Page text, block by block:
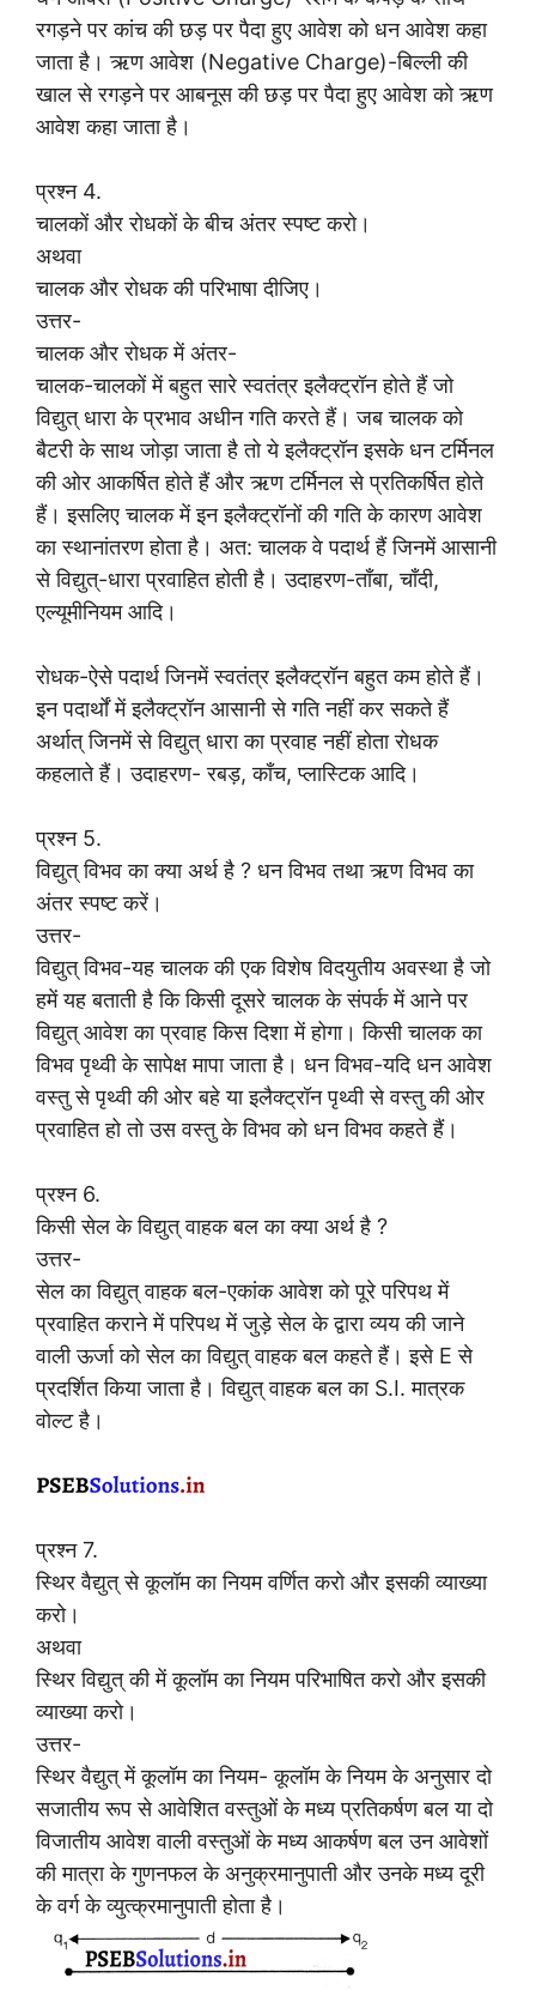
रगड़ने पर कांच की छड़ पर पैदा हुए आवेश को धन आवेश कहा
जाता है। ऋण आवेश (Negative Charge)-बिल्ली की
खाल से रगड़ने पर आबनूस की छड़ पर पैदा हुए आवेश को ऋण
आवेश कहा जाता है।
प्रश्न 4.
चालकों और रोधकों के बीच अंतर स्पष्ट करो।
अथवा
चालक और रोधक की परिभाषा दीजिए।
उत्तर-
चालक और रोधक में अंतर-
चालक-चालकों में बहुत सारे स्वतंत्र इलैक्ट्रॉन होते हैं जो
विद्युत् धारा के प्रभाव अधीन गति करते हैं। जब चालक को
बैटरी के साथ जोड़ा जाता है तो ये इलैक्ट्रॉन इसके धन टर्मिनल
की ओर आकर्षित होते हैं और ऋण टर्मिनल से प्रतिकर्षित होते
हैं। इसलिए चालक में इन इलैक्ट्रॉनों की गति के कारण आवेश
का स्थानांतरण होता है। अत: चालक वे पदार्थ हैं जिनमें आसानी
से विद्युत्-धारा प्रवाहित होती है। उदाहरण-ताँबा, चाँदी,
एल्यूमीनियम आदि।
रोधक-ऐसे पदार्थ जिनमें स्वतंत्र इलैक्ट्रॉन बहुत कम होते हैं।
इन पदार्थों में इलैक्ट्रॉन आसानी से गति नहीं कर सकते हैं
अर्थात् जिनमें से विद्युत् धारा का प्रवाह नहीं होता रोधक
कहलाते हैं। उदाहरण- रबड़, काँच, प्लास्टिक आदि।
प्रश्न 5.
विद्युत् विभव का क्या अर्थ है ? धन विभव तथा ऋण विभव का
अंतर स्पष्ट करें।
उत्तर-
विद्युत् विभव-यह चालक की एक विशेष विदयुतीय अवस्था है जो
हमें यह बताती है कि किसी दूसरे चालक के संपर्क में आने पर
विद्युत् आवेश का प्रवाह किस दिशा में होगा। किसी चालक का
विभव पृथ्वी के सापेक्ष मापा जाता है। धन विभव-यदि धन आवेश
वस्तु से पृथ्वी की ओर बहे या इलैक्ट्रॉन पृथ्वी से वस्तु की ओर
प्रवाहित हो तो उस वस्तु के विभव को धन विभव कहते हैं।
प्रश्न 6.
किसी सेल के विद्युत् वाहक बल का क्या अर्थ है ?
उत्तर-
सेल का विद्युत् वाहक बल-एकांक आवेश को पूरे परिपथ में
प्रवाहित कराने में परिपथ में जुड़े सेल के द्वारा व्यय की जाने
वाली ऊर्जा को सेल का विद्युत् वाहक बल कहते हैं। इसे E से
प्रदर्शित किया जाता है। विद्युत् वाहक बल का S.I. मात्रक
वोल्ट है।
प्रश्न 7.
स्थिर वैद्युत् से कूलॉम का नियम वर्णित करो और इसकी व्याख्या
करो।
अथवा
स्थिर विद्युत् की में कूलॉम का नियम परिभाषित करो और इसकी
व्याख्या करो।
उत्तर-
स्थिर वैद्युत् में कूलॉम का नियम- कूलॉम के नियम के अनुसार दो
सजातीय रूप से आवेशित वस्तुओं के मध्य प्रतिकर्षण बल या दो
विजातीय आवेश वाली वस्तुओं के मध्य आकर्षण बल उन आवेशों
की मात्रा के गुणनफल के अनुक्रमानुपाती और उनके मध्य दूरी
के वर्ग के व्युत्क्रमानुपाती होता है।